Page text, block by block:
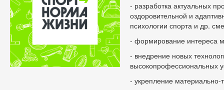
- разработка актуальных
оздоровительной и
психологии спорта и др.
- формирование интереса
- внедрение новых
высокопрофессиональных
- укрепление